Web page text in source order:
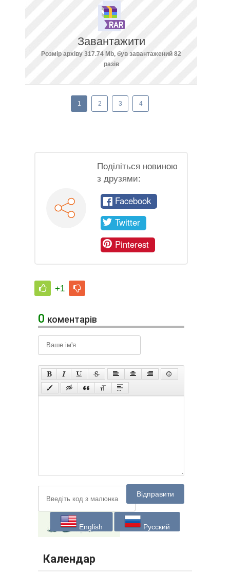
Завантажити
Розмір архіву 317.74 Mb, був завантажений 82
разів
1 2 3 4
Поділіться новиною
з друзями:
Facebook
Twitter
Pinterest
+1
0 коментарів
Відправити
English Русский
Календар